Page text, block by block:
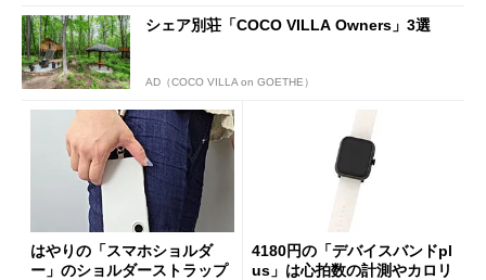
シェア別荘「COCO VILLA Owners」3選
AD（COCO VILLA on GOETHE）
はやりの「スマホショルダ
ー」のショルダーストラップ
4180円の「デバイスバンドpl
us」は心拍数の計測やカロリ